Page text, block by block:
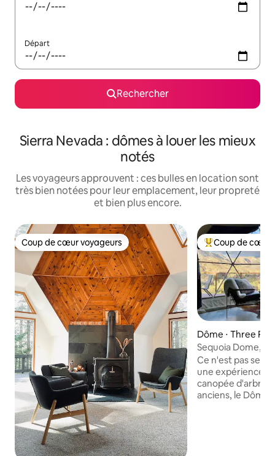
Départ
Rechercher
Sierra Nevada : dômes à louer les mieux
notés
Les voyageurs approuvent : ces bulles en location sont
très bien notées pour leur emplacement, leur propreté
et bien plus encore.
Coup de cœur voyageurs
Coup de cœur voyageurs Coups de cœur
Coup de cœur
Dôme ⋅ Three
Sequoia Dome, à
parc
Ce n'est pas
une expérience !
canopée
anciens, le Dôme